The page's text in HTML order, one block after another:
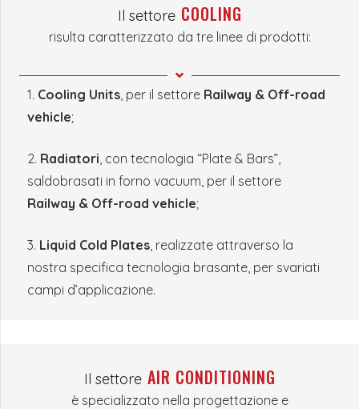
Il settore COOLING
risulta caratterizzato da tre linee di prodotti:
1. Cooling Units , per il settore Railway & Off-road
vehicle;
2. Radiatori , con tecnologia “Plate & Bars”,
saldobrasati in forno vacuum, per il settore
Railway & Off-road vehicle;
3. Liquid Cold Plates , realizzate attraverso la
nostra specifica tecnologia brasante, per svariati
campi d’applicazione.
Il settore AIR CONDITIONING
è specializzato nella progettazione e